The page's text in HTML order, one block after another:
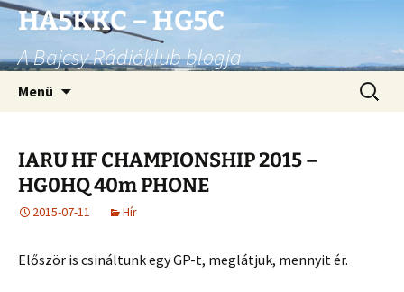
Ugrás
tartalomhoz
HA5KKC – HG5C
A Bajcsy Rádióklub blogja
Menü
IARU HF CHAMPIONSHIP 2015 –
HG0HQ 40m PHONE
2015-07-11 Hír
Először is csináltunk egy GP-t, meglátjuk, mennyit ér.